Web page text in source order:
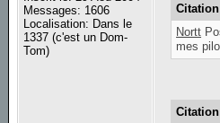
Messages: 1606
Localisation: Dans le
1337 (c'est un Dom-
Tom)
Nortt
mes